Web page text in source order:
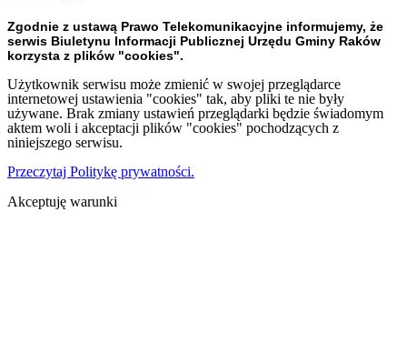
Zgodnie z ustawą Prawo Telekomunikacyjne informujemy, że
serwis Biuletynu Informacji Publicznej Urzędu Gminy Raków
korzysta z plików "cookies".
Użytkownik serwisu może zmienić w swojej przeglądarce
internetowej ustawienia "cookies" tak, aby pliki te nie były
używane. Brak zmiany ustawień przeglądarki będzie świadomym
aktem woli i akceptacji plików "cookies" pochodzących z
niniejszego serwisu.
Przeczytaj Politykę prywatności.
Akceptuję warunki